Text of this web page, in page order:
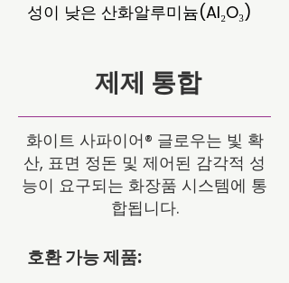
성이 낮은 산화알루미늄(Al₂O₃)
제제 통합
화이트 사파이어® 글로우는 빛 확
산, 표면 정돈 및 제어된 감각적 성
능이 요구되는 화장품 시스템에 통
합됩니다.
호환 가능 제품: